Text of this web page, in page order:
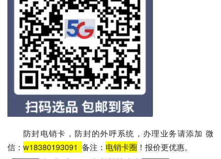
防封电销卡，防封的外呼系统，办理业务请添加 微
信： w18380193091 备注： 电销卡圈 ！报价更优惠。